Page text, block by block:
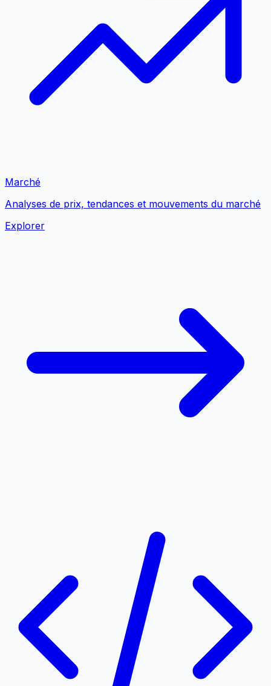
Marché
Analyses de prix, tendances et mouvements du marché
Explorer